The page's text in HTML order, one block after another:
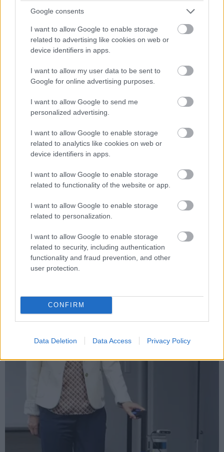
Google consents
I want to allow Google to enable storage
related to advertising like cookies on web or
device identifiers in apps.
I want to allow my user data to be sent to
Google for online advertising purposes.
I want to allow Google to send me
personalized advertising.
I want to allow Google to enable storage
related to analytics like cookies on web or
device identifiers in apps.
I want to allow Google to enable storage
related to functionality of the website or app.
I want to allow Google to enable storage
related to personalization.
I want to allow Google to enable storage
related to security, including authentication
functionality and fraud prevention, and other
user protection.
CONFIRM
Data Deletion Data Access Privacy Policy
Az IBM Japan a partnereivel együtt egy olyan új, bőrönd
formájú robotot fejleszt, ami a látássérült embereknek
segít majd magabiztosabban utazni. Alapvetően egy
navigációs robotról van szó, ami mesterséges
intelligenciát használva éri el, hogy a tulajdonosa
a Shimizu és a Mitsubishi is segíti többek között, az éles
teszteket pedig júniusban kezdhetik el a vállalatok.
útvonalat találni, illetve kamerák és szenzorok
segítségével figyelmezteti majd őket az akadályokra,
boltokra, illetve szól, ha be kell állni például egy sorba a
reptéren.